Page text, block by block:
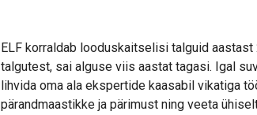
ELF korraldab looduskaitselisi talguid
talgutest, sai alguse viis aastat tagasi. Igal
lihvida oma ala ekspertide kaasabil vikatiga
pärandmaastikke ja pärimust ning veeta